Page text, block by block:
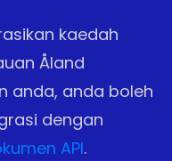
kaedah
Åland
anda, anda boleh
dengan
API.